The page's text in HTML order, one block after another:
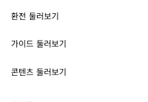
MetaMask Connect
Snaps
웹3 서비스
보안
고객 지원
채용
이더리움 가격
솔라나 가격
환전 둘러보기
ETH를 USD로 환전
USDT를 INR로 환전
가이드 둘러보기
ETH 매수
콘텐츠 둘러보기